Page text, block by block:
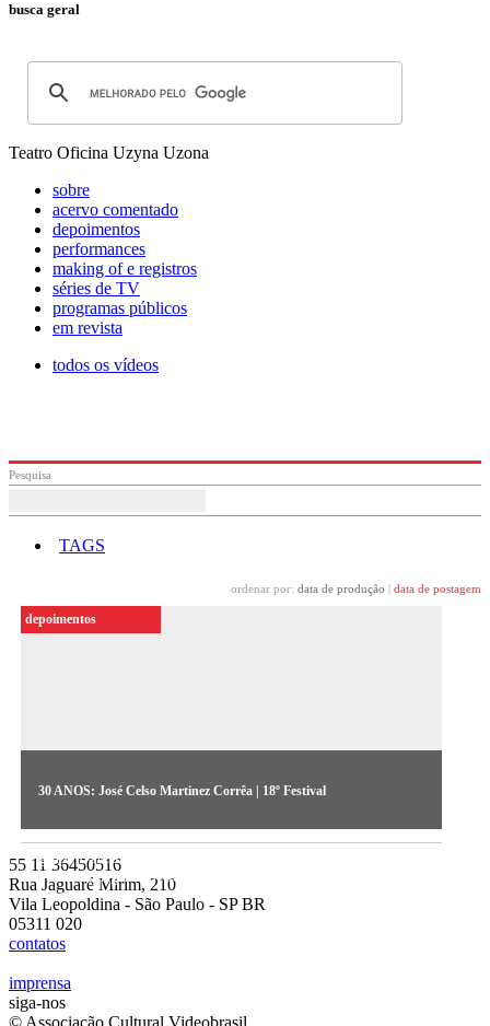
busca geral
Teatro Oficina Uzyna Uzona
sobre
acervo comentado
depoimentos
performances
making of e registros
séries de TV
programas públicos
em revista
todos os vídeos
Pesquisa
TAGS
ordenar por: data de produção data de postagem
30 ANOS: José Celso Martinez Corrêa | 18º Festival
​O diretor de teatro José Celso Martinez relembra a atuação do
grupo Uzyna Uzona nos anos 1980, quando se apropriaram da
nova linguagem do vídeo para se expressar diante dos anos de
censura
depoimentos
55 11 36450516
Rua Jaguaré Mirim, 210
Vila Leopoldina - São Paulo - SP BR
05311 020
contatos
imprensa
siga-nos